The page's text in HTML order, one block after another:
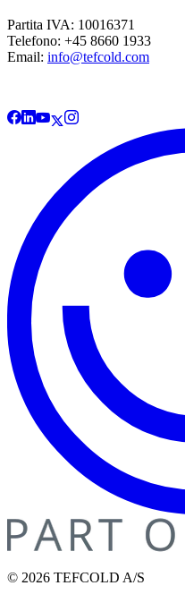
Partita IVA: 10016371
Telefono: +45 8660 1933
Email: info@tefcold.com
© 2026 TEFCOLD A/S